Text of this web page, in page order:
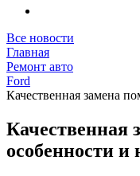
Все новости
Главная
Ремонт авто
Ford
Качественная замена
Качественная
особенности